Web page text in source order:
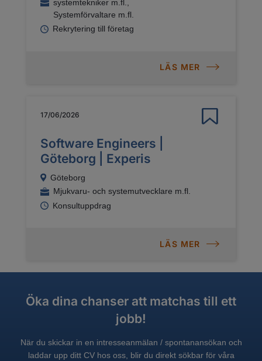
systemtekniker m.fl.,
Systemförvaltare m.fl.
Rekrytering till företag
LÄS MER
17/06/2026
Software Engineers |
Göteborg | Experis
Göteborg
Mjukvaru- och systemutvecklare m.fl.
Konsultuppdrag
LÄS MER
Öka dina chanser att matchas till ett
jobb!
När du skickar in en intresseanmälan / spontanansökan och
laddar upp ditt CV hos oss, blir du direkt sökbar för våra